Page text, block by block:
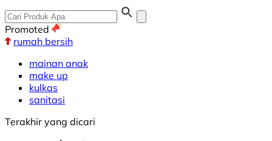
Promoted
rumah bersih
mainan anak
make up
kulkas
sanitasi
Terakhir yang dicari